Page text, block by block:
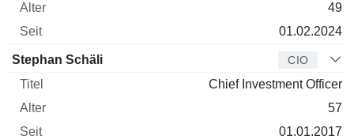
49
01.02.2024
Stephan Schäli CIO
Chief Investment Officer
57
01.01.2017